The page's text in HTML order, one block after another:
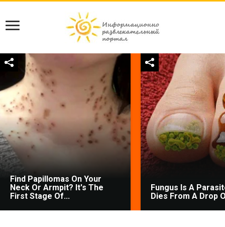
Find Papillomas On Your
Neck Or Armpit? It's The
First Stage Of...
Fungus Is A
Dies From A Drop